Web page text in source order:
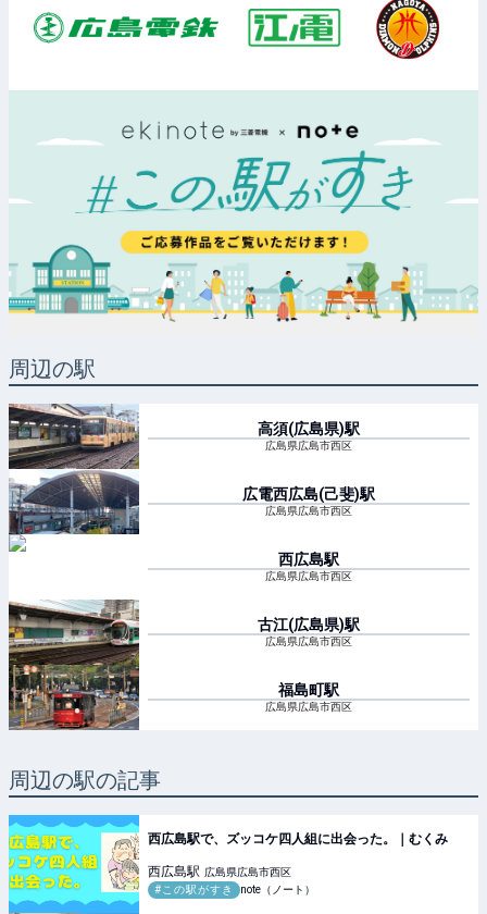
周辺の駅
高須(広島県)駅
広島県広島市西区
広電西広島(己斐)駅
広島県広島市西区
西広島駅
広島県広島市西区
古江(広島県)駅
広島県広島市西区
福島町駅
広島県広島市西区
周辺の駅の記事
西広島駅で、ズッコケ四人組に出会った。｜むくみ
西広島駅 広島県広島市西区
#この駅がすき
note（ノート）